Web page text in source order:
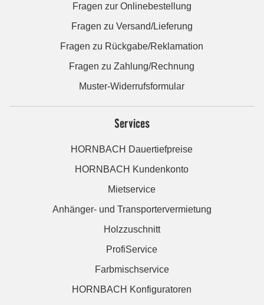
Fragen zur Onlinebestellung
Fragen zu Versand/Lieferung
Fragen zu Rückgabe/Reklamation
Fragen zu Zahlung/Rechnung
Muster-Widerrufsformular
Services
HORNBACH Dauertiefpreise
HORNBACH Kundenkonto
Mietservice
Anhänger- und Transportervermietung
Holzzuschnitt
ProfiService
Farbmischservice
HORNBACH Konfiguratoren